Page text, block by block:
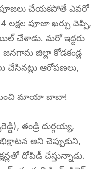
పూజలు చేయకపోతే ఎవరో
పూజా ఖర్చు చెప్పి,
చేశాడు. మరో ఇద్దరు
జిల్లా కోడకండ్ల
ఆరోపణలు,
నుంచి మాయా బాబా!
తండ్రి దుర్గయ్య,
అని చెప్పుకుని,
దోపిడీ చేస్తున్నాడు.